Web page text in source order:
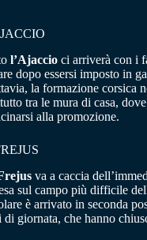
l’Ajaccio ci arriverà con i
dopo essersi imposto in
la formazione corsica
tra le mura di casa,
alla promozione.
va a caccia
sul campo più difficile
è arrivato in seconda
giornata, che hanno